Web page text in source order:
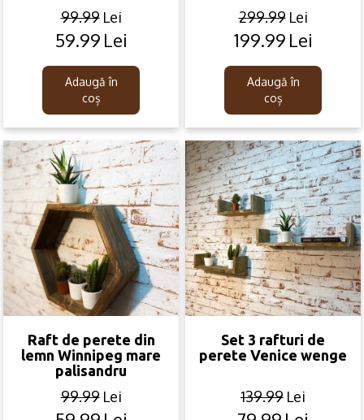
99.99 Lei
Original
was:
99.99lei.
59.99 Lei
Current
is:
59.99lei.
Adaugă în
coș
299.99 Lei
Original
was:
299.99lei.
199.99 Lei
Current
is:
199.99lei.
Adaugă în
coș
Raft de perete din
lemn Winnipeg mare
palisandru
99.99 Lei
Set 3 rafturi de
perete Venice wenge
139.99 Lei